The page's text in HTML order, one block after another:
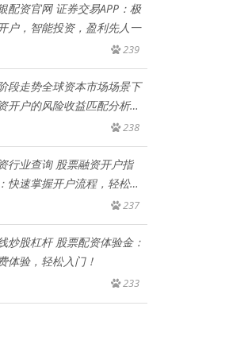
配资官网 证券交易APP：极
户，智能投资，盈利先人一
239
段走势全球资本市场场景下
开户的风险收益匹配分析逻
238
行业查询 股票融资开户指
快速掌握开户流程，轻松开
237
炒股杠杆 股票配资体验金：
体验，轻松入门！
233